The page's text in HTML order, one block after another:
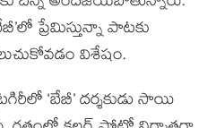
ప్రేమిస్తున్నా పాటకు
విశేషం.
‘బేబీ’ దర్శకుడు సాయి